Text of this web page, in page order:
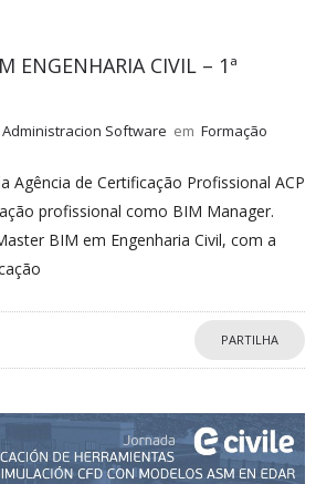
ENGENHARIA CIVIL – 1ª
Administracion Software em Formação
Agência de Certificação Profissional ACP
profissional como BIM Manager.
BIM em Engenharia Civil, com a
PARTILHA